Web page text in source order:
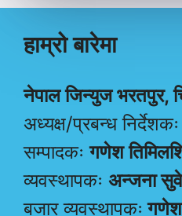
हाम्रो बारेमा
नेपाल जिन्युज भरतपुर,
अध्यक्ष/प्रबन्ध
सम्पादकःगणेश
व्यवस्थापकः अन्जना
बजार व्यवस्थापकः गणेश